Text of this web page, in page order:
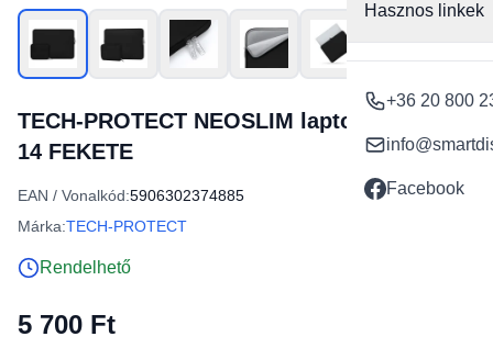
Hasznos linkek
+36 20 800
Facebook
TECH-PROTECT NEOSLIM laptoptáska 13-
14 FEKETE
EAN / Vonalkód:5906302374885
Márka:TECH-PROTECT
Rendelhető
5 700 Ft